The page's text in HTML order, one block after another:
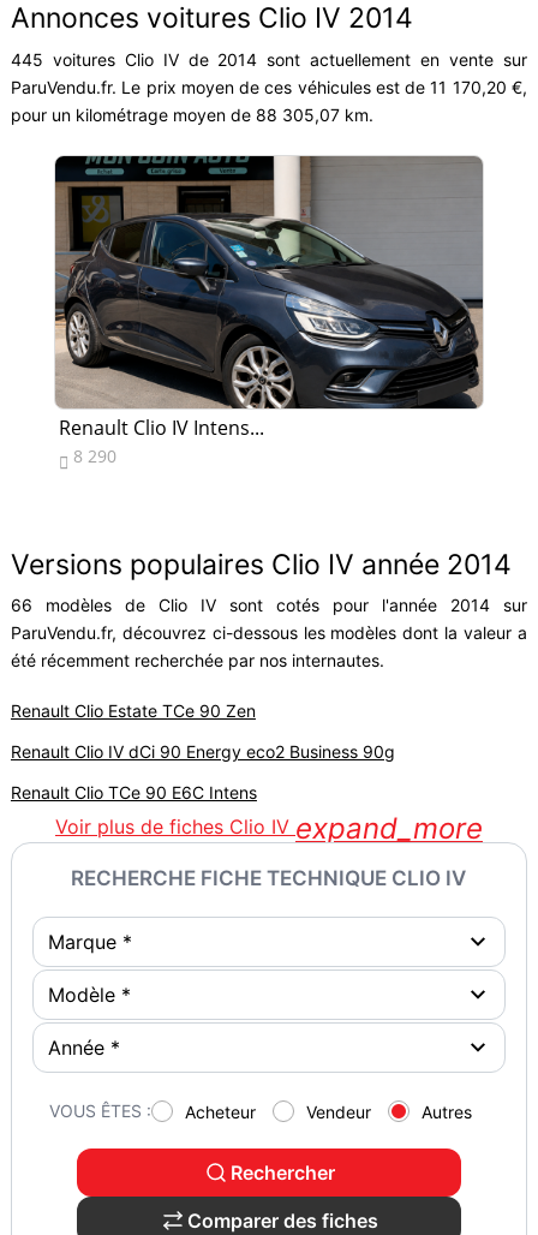
Annonces voitures Clio IV 2014
445 voitures Clio IV de 2014 sont actuellement en vente sur
ParuVendu.fr. Le prix moyen de ces véhicules est de 11 170,20 €,
pour un kilométrage moyen de 88 305,07 km.
Renault Clio IV Intens...
 8 290
Versions populaires Clio IV année 2014
66 modèles de Clio IV sont cotés pour l'année 2014 sur
ParuVendu.fr, découvrez ci-dessous les modèles dont la valeur a
été récemment recherchée par nos internautes.
Renault Clio Estate TCe 90 Zen
Renault Clio IV dCi 90 Energy eco2 Business 90g
Renault Clio TCe 90 E6C Intens
Voir plus de fiches Clio IV expand_more
RECHERCHE FICHE TECHNIQUE CLIO IV
VOUS ÊTES : Acheteur Vendeur Autres
Rechercher
Comparer des fiches